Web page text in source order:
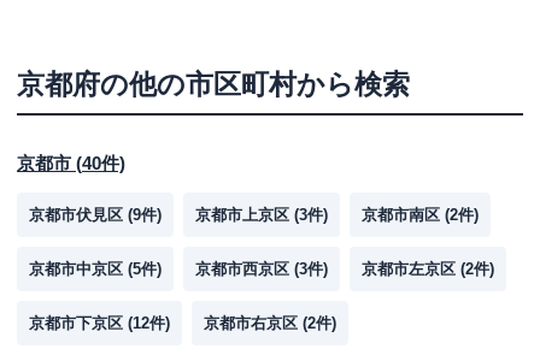
京都府の他の市区町村から検索
京都市 (40件)
京都市伏見区 (9件) 京都市上京区 (3件) 京都市南区 (2件)
京都市中京区 (5件) 京都市西京区 (3件) 京都市左京区 (2件)
京都市下京区 (12件) 京都市右京区 (2件)